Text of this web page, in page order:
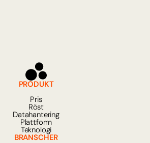
PRODUKT
Pris
Röst
Datahantering
Plattform
Teknologi
BRANSCHER